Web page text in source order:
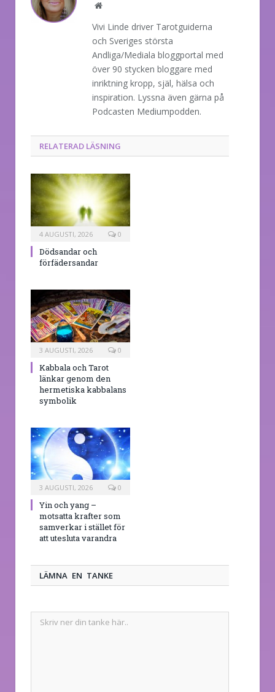
Website
Vivi Linde driver Tarotguiderna
och Sveriges största
Andliga/Mediala bloggportal med
över 90 stycken bloggare med
inriktning kropp, själ, hälsa och
inspiration. Lyssna även gärna på
Podcasten Mediumpodden.
RELATERAD LÄSNING
4 AUGUSTI, 2026 0
Dödsandar och
förfädersandar
3 AUGUSTI, 2026 0
Kabbala och Tarot
länkar genom den
hermetiska kabbalans
symbolik
3 AUGUSTI, 2026 0
Yin och yang –
motsatta krafter som
samverkar i stället för
att utesluta varandra
LÄMNA EN TANKE